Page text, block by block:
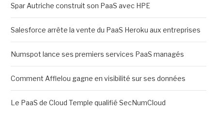
Spar Autriche construit son PaaS avec HPE
Salesforce arrête la vente du PaaS Heroku aux entreprises
Numspot lance ses premiers services PaaS managés
Comment Afflelou gagne en visibilité sur ses données
Le PaaS de Cloud Temple qualifié SecNumCloud